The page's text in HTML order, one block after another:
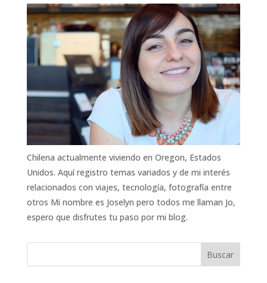
Chilena actualmente viviendo en Oregon, Estados
Unidos. Aquí registro temas variados y de mi interés
relacionados con viajes, tecnología, fotografía entre
otros Mi nombre es Joselyn pero todos me llaman Jo,
espero que disfrutes tu paso por mi blog.